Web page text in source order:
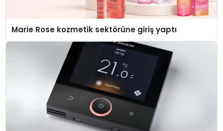
Marie Rose kozmetik sektörüne giriş yaptı